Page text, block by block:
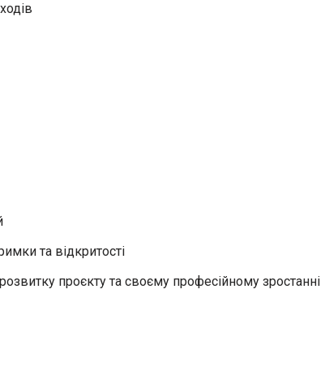
та відкритості
проєкту та своєму професійному зростанні